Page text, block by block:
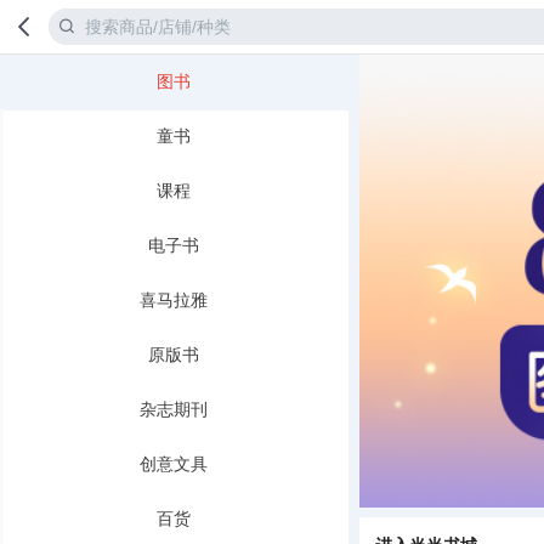
图书
童书
课程
电子书
喜马拉雅
原版书
杂志期刊
创意文具
百货